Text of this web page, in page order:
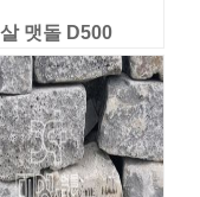
맷돌 D500